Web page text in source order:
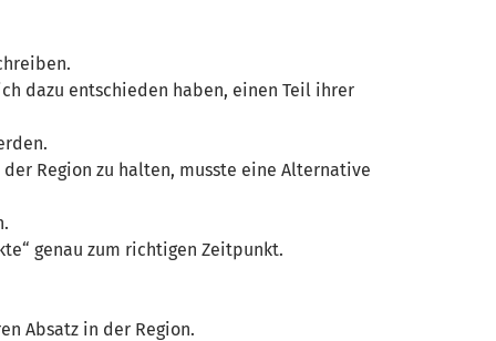
dazu entschieden haben, einen Teil ihrer
Region zu halten, musste eine Alternative
genau zum richtigen Zeitpunkt.
Absatz in der Region.